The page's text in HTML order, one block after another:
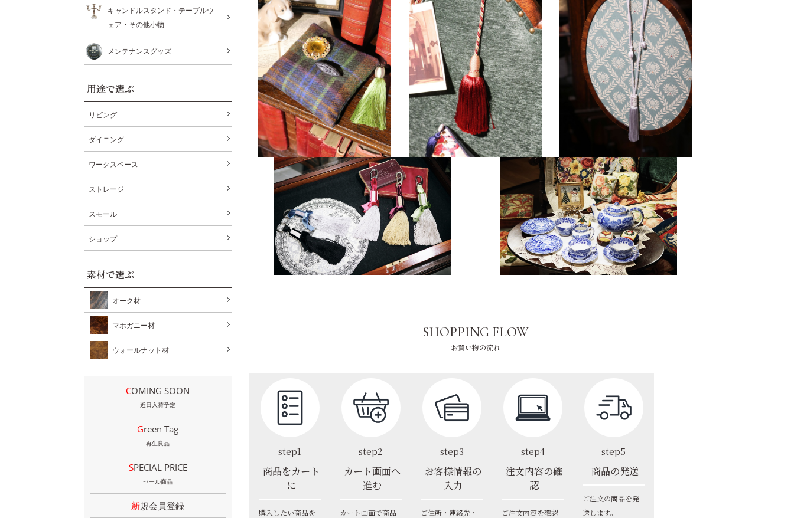
SHOPPING FLOW
お買い物の流れ
step1
商品をカート
に
購入したい商品を
step2
カート画面へ
進む
カート画面で商品
step3
お客様情報の
入力
ご住所・連絡先・
step4
注文内容の確
認
ご注文内容を確認
step5
商品の発送
ご注文の商品を発
送します。
キャンドルスタンド・テーブルウ
ェア・その他小物
メンテナンスグッズ
用途で選ぶ
リビング
ダイニング
ワークスペース
ストレージ
スモール
ショップ
素材で選ぶ
オーク材
マホガニー材
ウォールナット材
COMING SOON
近日入荷予定
Green Tag
再生良品
SPECIAL PRICE
セール商品
新規会員登録